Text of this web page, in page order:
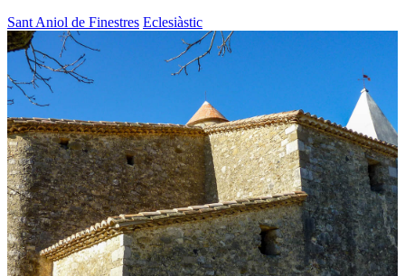
Sant Aniol de Finestres Eclesiàstic